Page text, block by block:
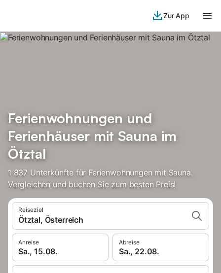
Zur App
Ferienwohnungen und
Ferienhäuser mit Sauna im
Ötztal
1 837 Unterkünfte für Ferienwohnungen mit Sauna.
Vergleichen und buchen Sie zum besten Preis!
Reiseziel
Ötztal, Österreich
Anreise
Sa., 15.08.
Abreise
Sa., 22.08.